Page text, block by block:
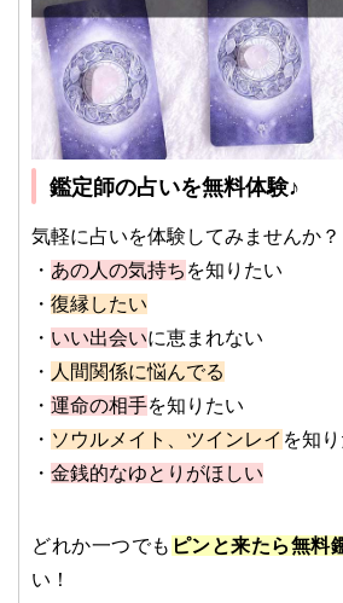
鑑定師の占いを無料体験♪
気軽に占いを体験してみませんか？
・ あの人の気持ち を知りたい
・ 復縁したい
・ いい出会いに恵まれない
・ 人間関係に悩んでる
・ 運命の相手を知りたい
・ ソウルメイト、ツインレイ を知
・ 金銭的なゆとりがほしい
どれか一つでも ピンと来たら無料
い！